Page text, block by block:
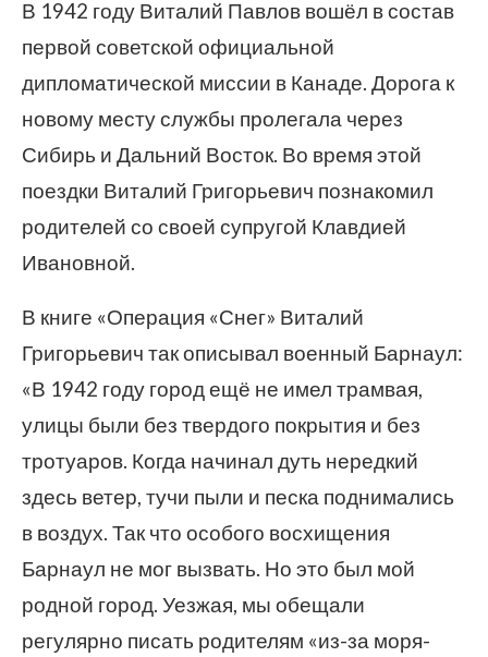
В 1942 году Виталий Павлов вошёл в состав
первой советской официальной
дипломатической миссии в Канаде. Дорога к
новому месту службы пролегала через
Сибирь и Дальний Восток. Во время этой
поездки Виталий Григорьевич познакомил
родителей со своей супругой Клавдией
Ивановной.
В книге «Операция «Снег» Виталий
Григорьевич так описывал военный Барнаул:
«В 1942 году город ещё не имел трамвая,
улицы были без твердого покрытия и без
тротуаров. Когда начинал дуть нередкий
здесь ветер, тучи пыли и песка поднимались
в воздух. Так что особого восхищения
Барнаул не мог вызвать. Но это был мой
родной город. Уезжая, мы обещали
регулярно писать родителям «из-за моря-